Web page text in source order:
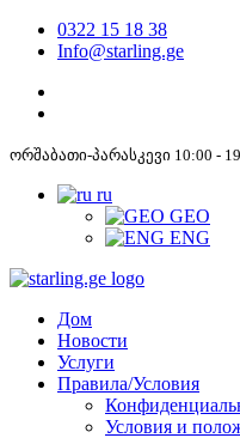
0322 15 18 38
Info@starling.ge
ორშაბათი-პარასკევი 10:00 -
ru
GEO
ENG
Дом
Новости
Услуги
Правила/Условия
Условия и